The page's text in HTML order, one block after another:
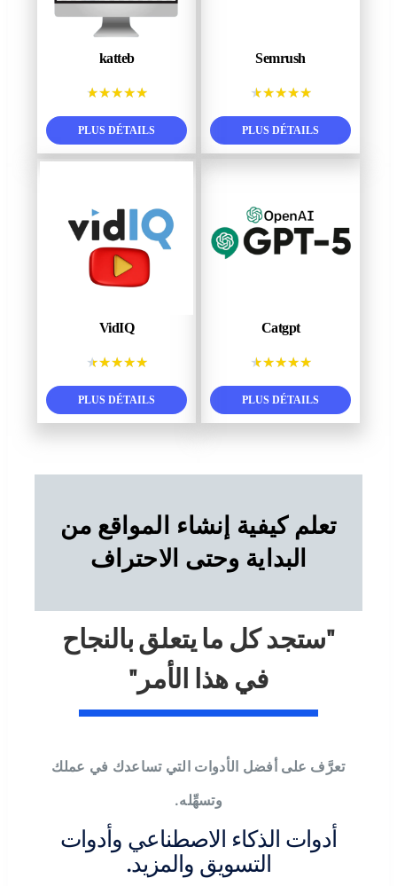
Semrush
★
★
★
★
★
PLUS DÉTAILS
katteb
★
★
★
★
★
PLUS DÉTAILS
Catgpt
★
★
★
★
★
PLUS DÉTAILS
VidIQ
★
★
★
★
★
PLUS DÉTAILS
تعلم كيفية إنشاء المواقع من
البداية وحتى الاحتراف
"ستجد كل ما يتعلق بالنجاح
في هذا الأمر"
تعرَّف على أفضل الأدوات التي تساعدك في عملك
وتسهِّله.
أدوات الذكاء الاصطناعي وأدوات
التسويق والمزيد.